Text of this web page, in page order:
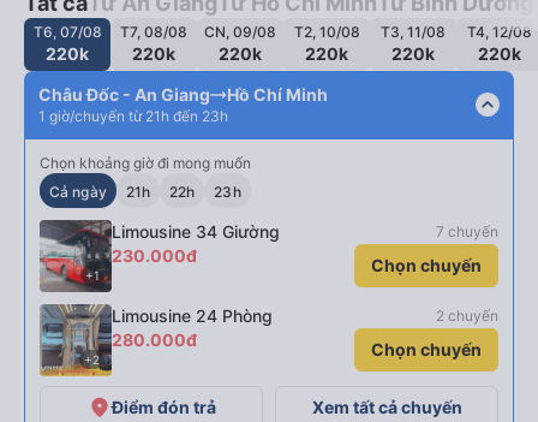
T6, 07/08
220k
T7, 08/08
220k
CN, 09/08
220k
T2, 10/08
220k
T3, 11/08
220k
T4, 12/08
220k
Châu Đốc - An Giang
Hồ Chí Minh
1 giờ/chuyến từ 21h đến 23h expand_less
Chọn khoảng giờ đi mong muốn
Cả ngày
21h 22h 23h
+1
Limousine 34 Giường 7 chuyến
230.000đ Chọn chuyến
+2
Limousine 24 Phòng 2 chuyến
280.000đ Chọn chuyến
placeĐiểm đón trả Xem tất cả chuyến